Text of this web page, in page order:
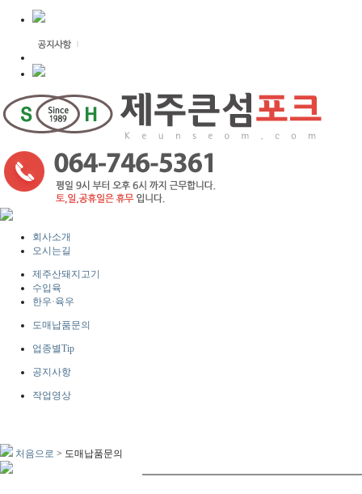
회사소개
오시는길
제주산돼지고기
수입육
한우·육우
도매납품문의
업종별Tip
공지사항
작업영상
처음으로 > 도매납품문의